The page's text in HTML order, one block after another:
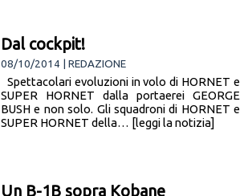
Dal cockpit!
08/10/2014 | REDAZIONE
Spettacolari evoluzioni in volo di HORNET e
SUPER HORNET dalla portaerei GEORGE
BUSH e non solo. Gli squadroni di HORNET e
SUPER HORNET della… [leggi la notizia]
Un B-1B sopra Kobane